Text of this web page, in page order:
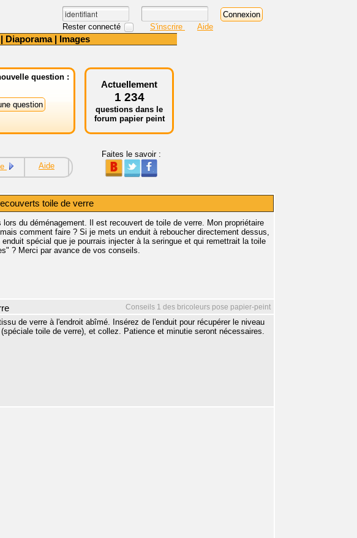
Rester connecté S'inscrire Aide
| Diaporama| Images
question :
Actuellement
1 234
questions dans le
forum papier peint
Aide
Faites le savoir :
toile de verre
du déménagement. Il est recouvert de toile de verre. Mon propriétaire
comment faire ? Si je mets un enduit à reboucher directement dessus,
spécial que je pourrais injecter à la seringue et qui remettrait la toile
? Merci par avance de vos conseils.
Conseils 1 des bricoleurs pose papier-peint
de verre à l'endroit abîmé. Insérez de l'enduit pour récupérer le niveau
toile de verre), et collez. Patience et minutie seront nécessaires.